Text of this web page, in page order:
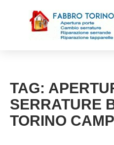
TAG:
SERRATURE
TORINO